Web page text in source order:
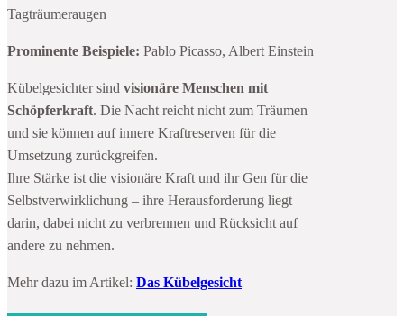
Tagträumeraugen
Prominente Beispiele: Pablo Picasso, Albert Einstein
Kübelgesichter sind visionäre Menschen mit
Schöpferkraft. Die Nacht reicht nicht zum Träumen
und sie können auf innere Kraftreserven für die
Umsetzung zurückgreifen.
Ihre Stärke ist die visionäre Kraft und ihr Gen für die
Selbstverwirklichung – ihre Herausforderung liegt
darin, dabei nicht zu verbrennen und Rücksicht auf
andere zu nehmen.
Mehr dazu im Artikel: Das Kübelgesicht